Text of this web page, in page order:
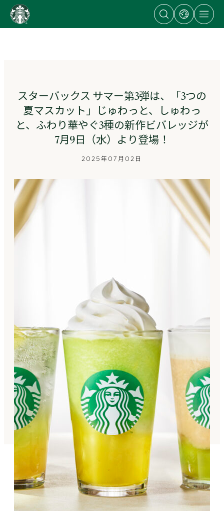
content
Go
homepage
Open
search
dialog
Open
dialog
with
links
Open
site
navigation
スターバックス サマー第3弾は、「3つの
夏マスカット」じゅわっと、しゅわっ
と、ふわり華やぐ3種の新作ビバレッジが
7月9日（水）より登場！
2025年07月02日